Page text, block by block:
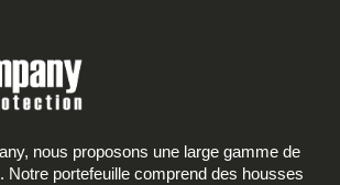
nous proposons une large gamme de
Notre portefeuille comprend des housses